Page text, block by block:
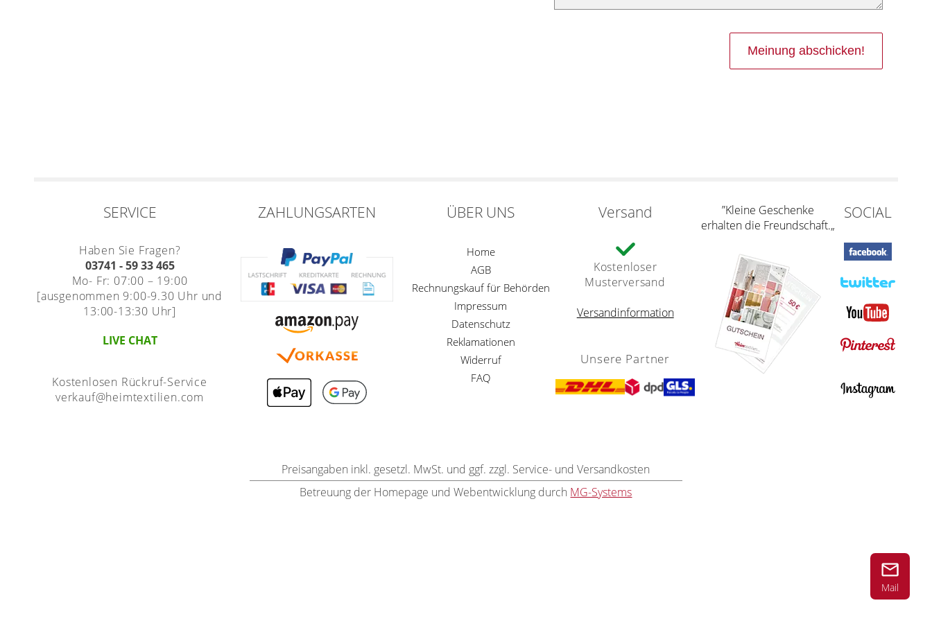
SERVICE
Haben Sie Fragen?
03741 - 59 33 465
Mo- Fr: 07:00 – 19:00
[ausgenommen 9:00-9.30 Uhr und
13:00-13:30 Uhr]
LIVE CHAT
Kostenlosen Rückruf-Service
verkauf@heimtextilien.com
ZAHLUNGSARTEN ÜBER UNS
Home
AGB
Rechnungskauf für Behörden
Impressum
Datenschutz
Reklamationen
Widerruf
FAQ
Versand
Kostenloser
Musterversand
Versandinformation
Unsere Partner
”Kleine Geschenke
erhalten die Freundschaft.„
SOCIAL
Preisangaben inkl. gesetzl. MwSt. und ggf. zzgl. Service- und Versandkosten
Betreuung der Homepage und Webentwicklung durch MG-Systems
Mail